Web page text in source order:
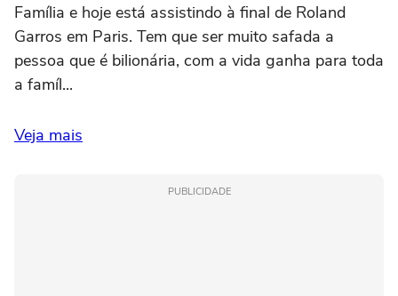
Família e hoje está assistindo à final de Roland
Garros em Paris. Tem que ser muito safada a
pessoa que é bilionária, com a vida ganha para toda
a famíl...
Veja mais
PUBLICIDADE